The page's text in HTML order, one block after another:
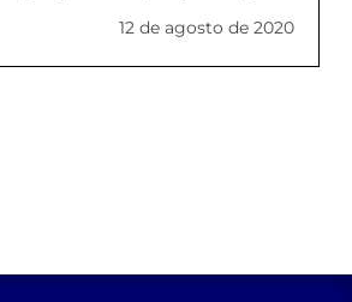
12 de agosto de 2020